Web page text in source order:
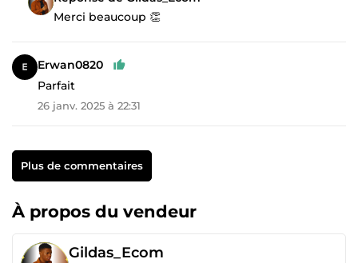
Merci beaucoup 👏
Erwan0820
Parfait
26 janv. 2025 à 22:31
Plus de commentaires
À propos du vendeur
Gildas_Ecom